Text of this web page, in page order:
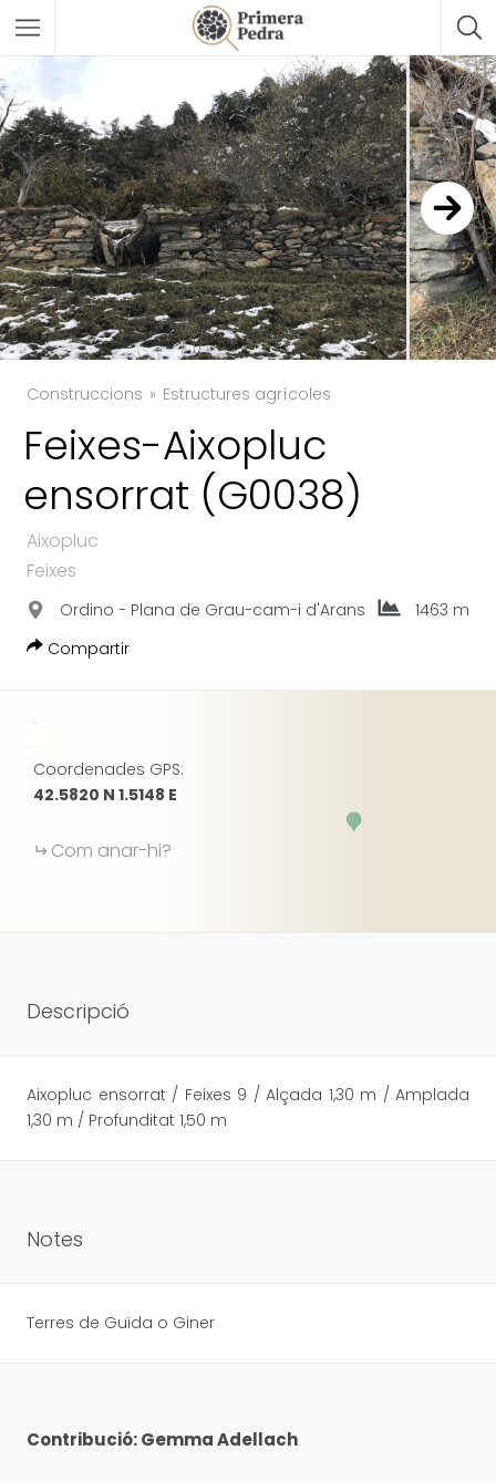
Construccions Estructures agrícoles
Feixes-Aixopluc
ensorrat (G0038)
Aixopluc
Feixes
Ordino - Plana de Grau-cam-i d'Arans
1463 m
Compartir
TWITTER
GOOGLE
Coordenades GPS:
42.5820 N 1.5148 E
Com anar-hi?
Descripció
Aixopluc ensorrat / Feixes 9 / Alçada 1,30 m / Amplada
1,30 m / Profunditat 1,50 m
Notes
Terres de Guïda o Giner
Contribució: Gemma Adellach